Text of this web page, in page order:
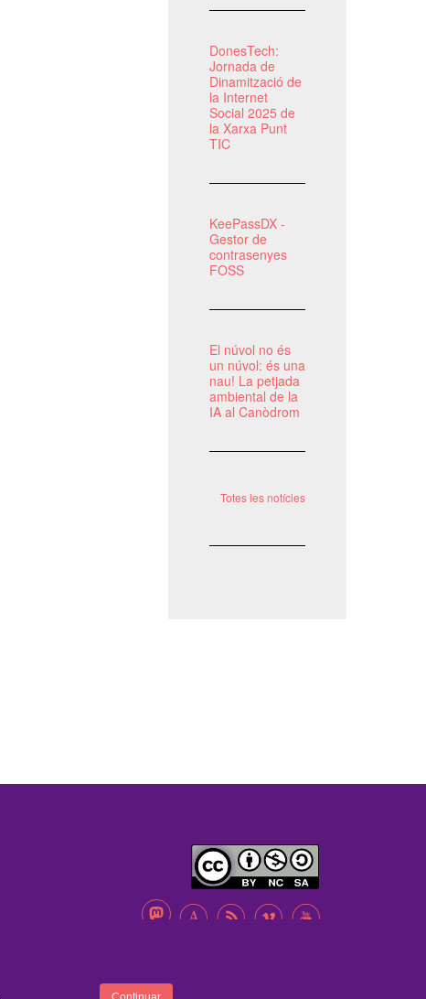
DonesTech:
Jornada de
Dinamització de
la Internet
Social 2025 de
la Xarxa Punt
TIC
KeePassDX -
Gestor de
contrasenyes
FOSS
El núvol no és
un núvol: és una
nau! La petjada
ambiental de la
IA al Canòdrom
Totes les notícies
A B C D